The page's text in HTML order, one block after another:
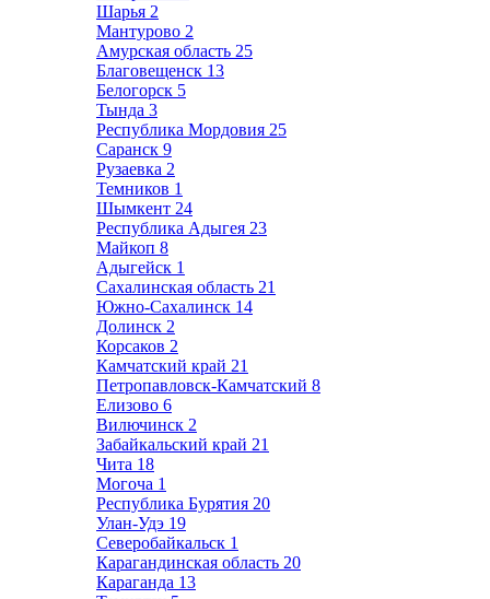
Шарья 2
Мантурово 2
Амурская область 25
Благовещенск 13
Белогорск 5
Тында 3
Республика Мордовия 25
Саранск 9
Рузаевка 2
Темников 1
Шымкент 24
Республика Адыгея 23
Майкоп 8
Адыгейск 1
Сахалинская область 21
Южно-Сахалинск 14
Долинск 2
Корсаков 2
Камчатский край 21
Петропавловск-Камчатский 8
Елизово 6
Вилючинск 2
Забайкальский край 21
Чита 18
Могоча 1
Республика Бурятия 20
Улан-Удэ 19
Северобайкальск 1
Карагандинская область 20
Караганда 13